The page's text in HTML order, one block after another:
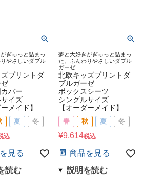
ぎゅっと詰まっ
やさしいダブル
プリントダ
バー
イズ
メイド】
夏 冬
込
見る
夢と大好きがぎゅっと詰まっ
た、ふんわりやさしいダブル
ガーゼ
北欧キッズプリントダ
ブルガーゼ
ボックスシーツ
シングルサイズ
【オーダーメイド】
春 秋 夏 冬
¥9,614税込
商品を見る